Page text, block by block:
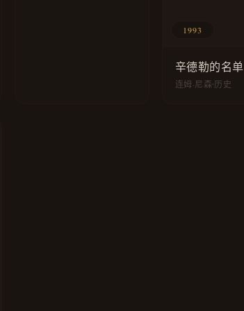
1993
辛德勒的名单
连姆·尼森 历史